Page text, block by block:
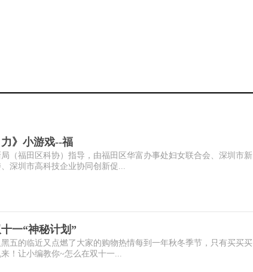
》小游戏--福
（福田区科协）指导，由福田区华富办事处妇女联合会、深圳市新
深圳市高科技企业协同创新促...
一“神秘计划”
五的临近又点燃了大家的购物热情每到一年秋冬季节，只有买买买
！让小编教你~怎么在双十一...